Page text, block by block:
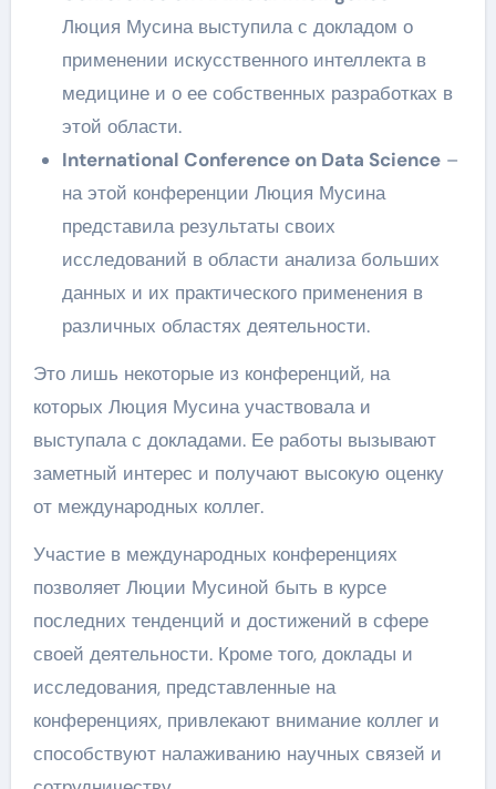
Люция Мусина выступила с докладом о
применении искусственного интеллекта в
медицине и о ее собственных разработках в
этой области.
International Conference on Data Science–
на этой конференции Люция Мусина
представила результаты своих
исследований в области анализа больших
данных и их практического применения в
различных областях деятельности.
Это лишь некоторые из конференций, на
которых Люция Мусина участвовала и
выступала с докладами. Ее работы вызывают
заметный интерес и получают высокую оценку
от международных коллег.
Участие в международных конференциях
позволяет Люции Мусиной быть в курсе
последних тенденций и достижений в сфере
своей деятельности. Кроме того, доклады и
исследования, представленные на
конференциях, привлекают внимание коллег и
способствуют налаживанию научных связей и